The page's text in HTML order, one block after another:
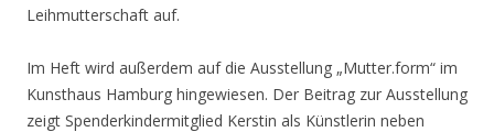
Leihmutterschaft auf.
Im Heft wird außerdem auf die Ausstellung „Mutter.form“ im
Kunsthaus Hamburg hingewiesen. Der Beitrag zur Ausstellung
zeigt Spenderkindermitglied Kerstin als Künstlerin neben